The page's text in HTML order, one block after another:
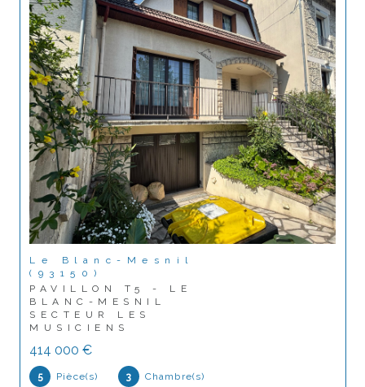
Le Blanc-Mesnil
(93150)
PAVILLON T5 - LE
BLANC-MESNIL
SECTEUR LES
MUSICIENS
414 000 €
5 Pièce(s) 3 Chambre(s)